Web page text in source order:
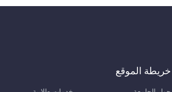
خريطة الموقع